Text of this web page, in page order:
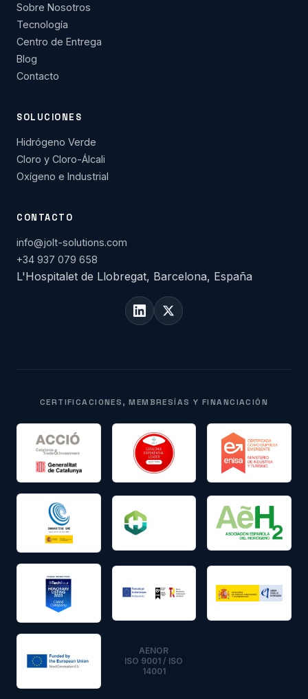
Sobre Nosotros
Tecnología
Centro de Entrega
Blog
Contacto
SOLUCIONES
Hidrógeno Verde
Cloro y Cloro-Álcali
Oxígeno e Industrial
CONTACTO
info@jolt-solutions.com
+34 937 079 658
L'Hospitalet de Llobregat, Barcelona, España
CERTIFICACIONES, MEMBRESÍAS Y FINANCIACIÓN
AENOR
ISO 9001 / ISO
14001